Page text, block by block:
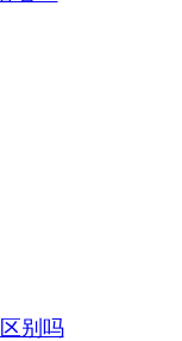
别吗